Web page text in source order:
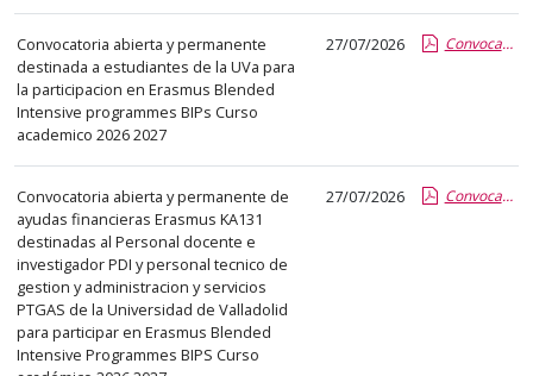
Convocatoria abierta y permanente
destinada a estudiantes de la UVa para
la participacion en Erasmus Blended
Intensive programmes BIPs Curso
academico 2026 2027
27/07/2026 Convocatoria BIPs estudiantes 2026 2027.pdf.pdf
Convocatoria abierta y permanente de
ayudas financieras Erasmus KA131
destinadas al Personal docente e
investigador PDI y personal tecnico de
gestion y administracion y servicios
PTGAS de la Universidad de Valladolid
para participar en Erasmus Blended
Intensive Programmes BIPS Curso
27/07/2026 Convocatoria BIPs PDI y PTGAS 2026 2027.pdf.pdf